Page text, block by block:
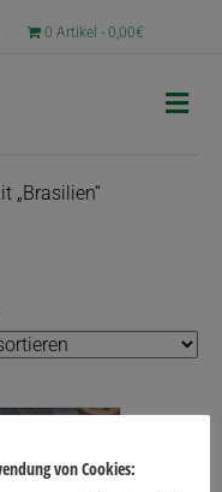
0 Artikel 0,00€
N
a
„Brasilien“
von Cookies: